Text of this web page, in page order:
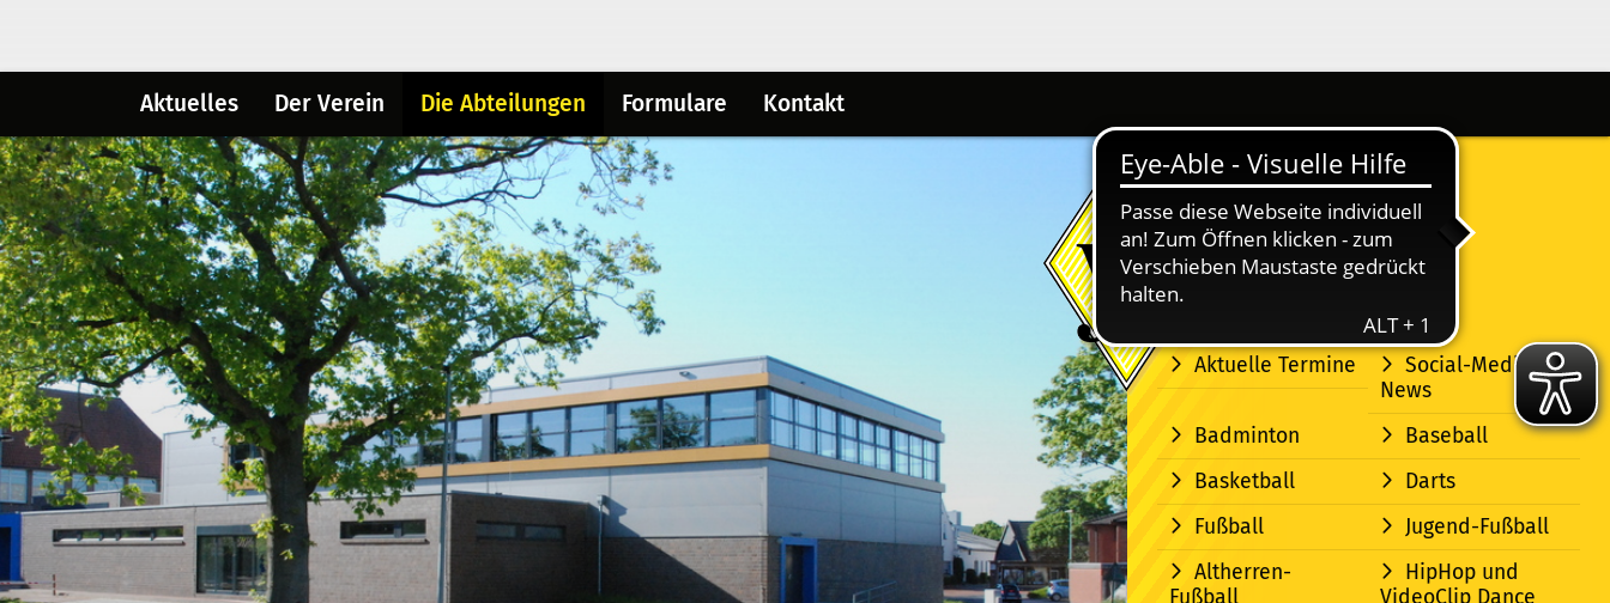
Aktuelles Der Verein Die Abteilungen Formulare Kontakt
Aktuelle Termine
Social-Media-
News
Badminton
Baseball
Basketball
Darts
Fußball
Jugend-Fußball
Altherren-
Fußball
HipHop und
VideoClip Dance